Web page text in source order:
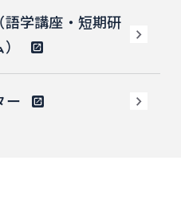
学講座・短期研
ー